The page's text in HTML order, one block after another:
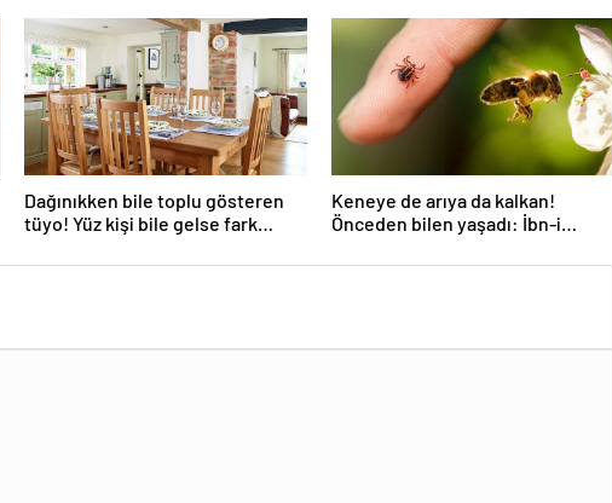
Dağınıkken bile toplu gösteren
tüyo! Yüz kişi bile gelse fark
Keneye de arıya da kalkan!
Önceden bilen yaşadı: İbn-i